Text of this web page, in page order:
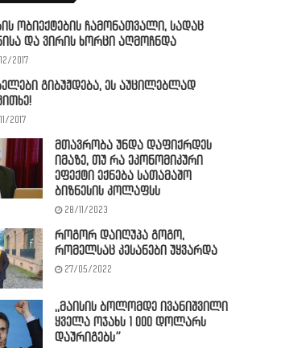
ობიექტების ჩამონათვალი, სადაც
და ვირის ხორცი აღმოჩნდა
2017
გიბუჟდება, ეს აუცილებლად
2017
მთავრობა უნდა დაფიქრდეს
იმაზე, თუ რა ეკონომიკური
ეფექტი ექნება სათამაშო
ბიზნესის კოლაფსს
28/11/2023
როგორ დაიღუპა გოგო,
რომელსაც კესანები უყვარდა
27/05/2022
,,მაისის ბოლომდე ივანიშვილი
ყველა ოჯახს 1 000 დოლარს
დაურიგებს”